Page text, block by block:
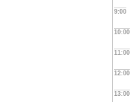
9:00
10:00
11:00
12:00
13:00